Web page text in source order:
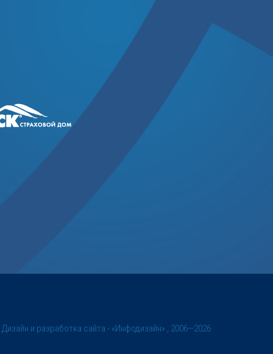
Дизайн и разработка сайта - «Инфодизайн» , 2006—2026